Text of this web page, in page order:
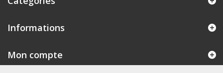
Informations
Mon compte